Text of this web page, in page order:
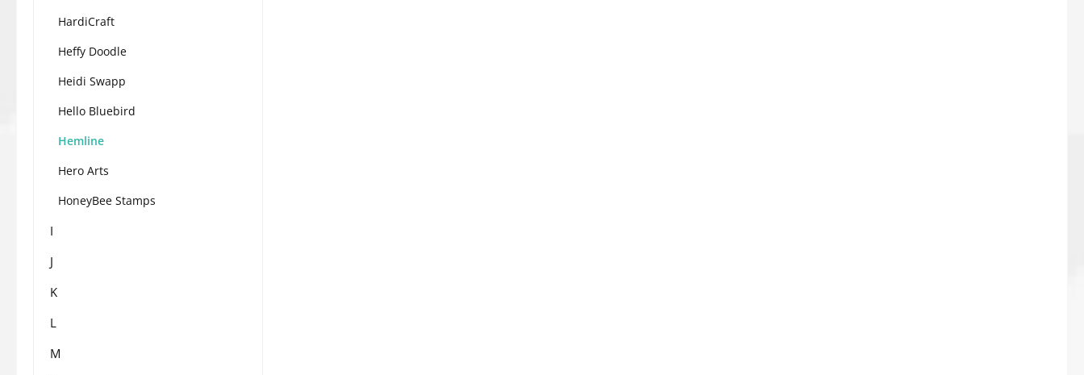
HardiCraft
Heffy Doodle
Heidi Swapp
Hello Bluebird
Hemline
Hero Arts
HoneyBee Stamps
I
J
K
L
M